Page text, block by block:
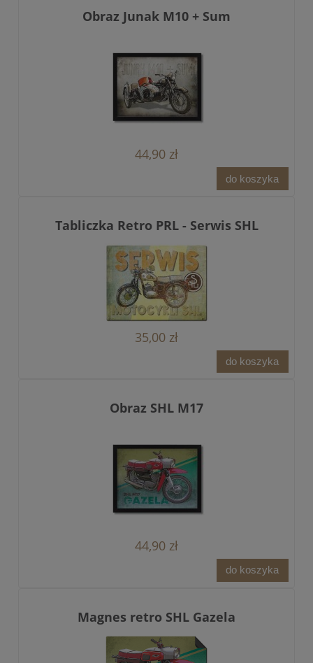
Obraz Junak M10 + Sum
44,90 zł
do koszyka
Tabliczka Retro PRL - Serwis SHL
35,00 zł
do koszyka
Obraz SHL M17
44,90 zł
do koszyka
Magnes retro SHL Gazela